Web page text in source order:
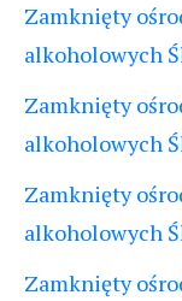
Zamknięty
alkoholowych
Zamknięty
alkoholowych
Zamknięty
alkoholowych
Zamknięty